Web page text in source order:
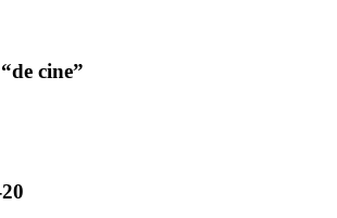
cine”